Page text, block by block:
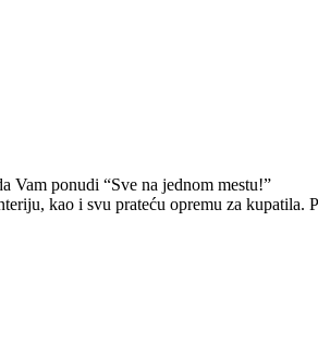
Vam ponudi “Sve na jednom mestu!”
kao i svu prateću opremu za kupatila.